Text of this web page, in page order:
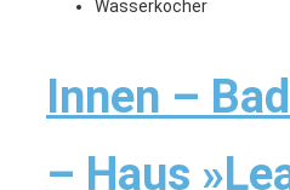
Wasserkocher
Innen –
– Haus